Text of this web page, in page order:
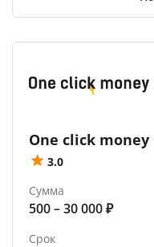
One click money
3.0
Сумма
500 – 30 000 ₽
Срок